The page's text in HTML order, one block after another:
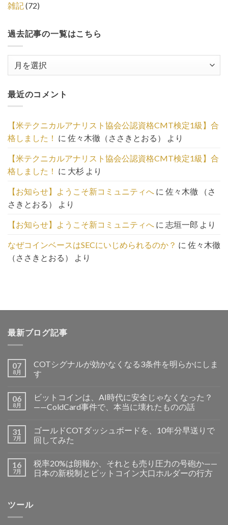
雑記(72)
過去記事の一覧はこちら
事
の
覧
は
こ
ち
ら
最近のコメント
【米テクニカルアナリスト協会公認資格CMT検定1級】合
格しました！ に 佐々木徹（ささきとおる） より
【米テクニカルアナリスト協会公認資格CMT検定1級】合
格しました！ に 大杉 より
【お知らせ】ようこそ新コミュニティへ に 佐々木徹 （さ
さきとおる）
より
【お知らせ】ようこそ新コミュニティへ に 志垣一郎 より
なぜコインベースはSECにいじめられるのか？ に 佐々木徹
（ささきとおる）
より
最新ブログ記事
07
8月
COTシグナルが効かなくなる3条件を明らかにしま
す
06
8月
ビットコインは、AI時代に安全じゃなくなった？
——ColdCard事件で、本当に壊れたものの話
31
7月
ゴールドCOTダッシュボードを、10年分早送りで
回してみた
16
7月
税率20%は朗報か、それとも売り圧力の号砲か——
日本の新税制とビットコイン大口ホルダーの行方
ツール